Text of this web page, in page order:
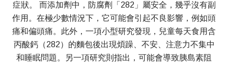
症狀。 而添加劑中，防腐劑「282」屬安全，幾乎沒有副
作用。在極少數情況下，它可能會引起不良影響，例如頭
痛和偏頭痛。此外，一項小型研究發現，兒童每天食用含
丙酸鈣（282）的麵包後出現煩躁、不安、注意力不集中
和睡眠問題。另一項研究則指出，可能會導致胰島素阻